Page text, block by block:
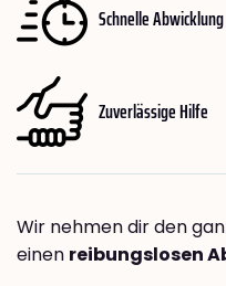
Schnelle Abwicklung
Zuverlässige Hilfe
Wir nehmen dir den
einen reibungslosen